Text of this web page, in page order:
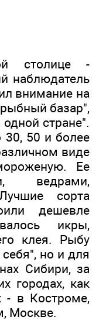
столице -
наблюдатель
внимание на
базар",
стране".
30, 50 и более
виде
Ее
ведрами,
сорта
дешевле
икры,
клея. Рыбу
но и для
Сибири, за
городах, как
- в Костроме,
Москве.